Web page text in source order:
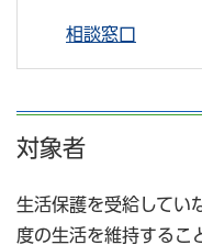
相談窓口
対象者
生活保護を受給してい
度の生活を維持するこ